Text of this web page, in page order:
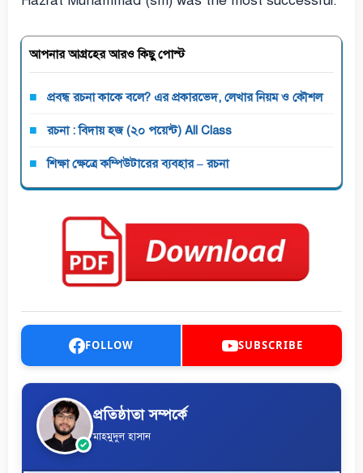
আপনার আগ্রহের আরও কিছু পোস্ট
প্রবন্ধ রচনা কাকে বলে? এর প্রকারভেদ, লেখার নিয়ম ও কৌশল
রচনা : বিদায় হজ (২০ পয়েন্ট) All Class
শিক্ষা ক্ষেত্রে কম্পিউটারের ব্যবহার – রচনা
FOLLOW SUBSCRIBE
প্রতিষ্ঠাতা সম্পর্কে
মাহমুদুল হাসান